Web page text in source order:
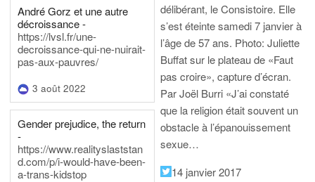
André Gorz et une autre
décroissance -
https://lvsl.fr/une-
decroissance-qui-ne-nuirait-
pas-aux-pauvres/
3 août 2022
Gender prejudice, the return
-
https://www.realityslaststan
d.com/p/i-would-have-been-
a-trans-kidstop
délibérant, le Consistoire. Elle
s’est éteinte samedi 7 janvier à
l’âge de 57 ans. Photo: Juliette
Buffat sur le plateau de «Faut
pas croire», capture d’écran.
Par Joël Burri «J’ai constaté
que la religion était souvent un
obstacle à l’épanouissement
sexue…
14 janvier 2017